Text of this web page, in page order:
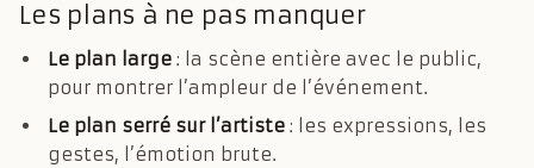
Les plans à ne pas manquer
Le plan large : la scène entière avec le public,
pour montrer l’ampleur de l’événement.
Le plan serré sur l’artiste : les expressions, les
gestes, l’émotion brute.